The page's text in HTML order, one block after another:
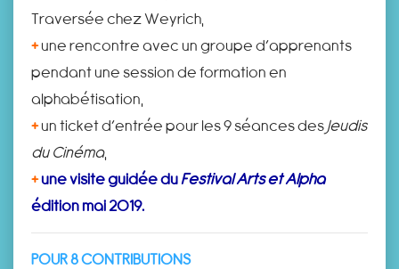
Traversée chez Weyrich,
+une rencontre avec un groupe d’apprenants
pendant une session de formation en
alphabétisation,
+un ticket d’entrée pour les 9 séances des Jeudis
du Cinéma,
+une visite guidée du Festival Arts et Alpha
édition mai 2019.
POUR 8 CONTRIBUTIONS